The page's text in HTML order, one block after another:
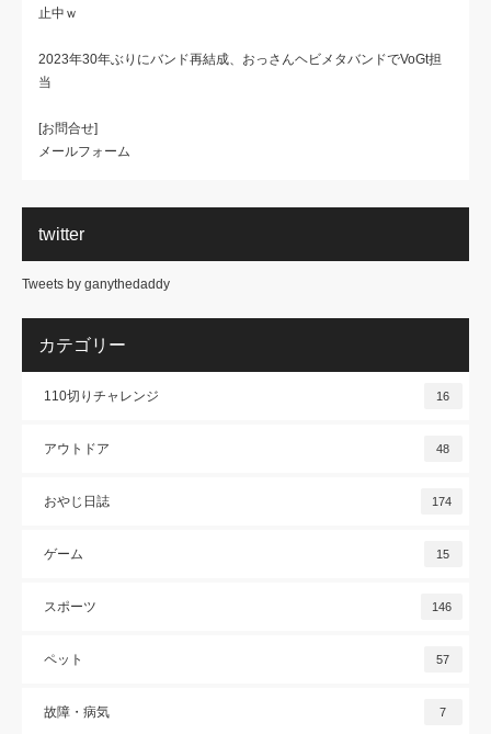
止中ｗ
2023年30年ぶりにバンド再結成、おっさんヘビメタバンドでVoGt担
当
[お問合せ]
メールフォーム
twitter
Tweets by ganythedaddy
カテゴリー
110切りチャレンジ 16
アウトドア 48
おやじ日誌 174
ゲーム 15
スポーツ 146
ペット 57
故障・病気 7